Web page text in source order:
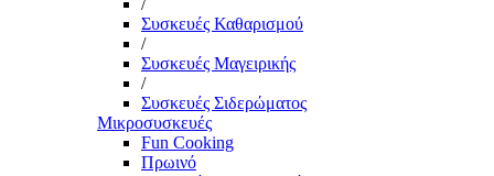
/
Συσκευές Καθαρισμού
/
Συσκευές Μαγειρικής
/
Συσκευές Σιδερώματος
Μικροσυσκευές
Fun Cooking
Πρωινό